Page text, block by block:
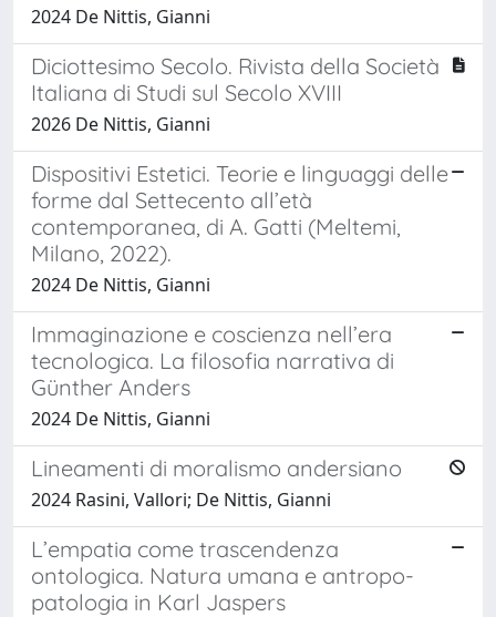
2024 De Nittis, Gianni
Diciottesimo Secolo. Rivista della Società
Italiana di Studi sul Secolo XVIII
2026 De Nittis, Gianni
Dispositivi Estetici. Teorie e linguaggi delle
forme dal Settecento all’età
contemporanea, di A. Gatti (Meltemi,
Milano, 2022).
2024 De Nittis, Gianni
Immaginazione e coscienza nell’era
tecnologica. La filosofia narrativa di
Günther Anders
2024 De Nittis, Gianni
Lineamenti di moralismo andersiano
2024 Rasini, Vallori; De Nittis, Gianni
L’empatia come trascendenza
ontologica. Natura umana e antropo-
patologia in Karl Jaspers